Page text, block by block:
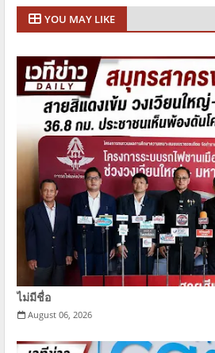
YOU MAY LIKE
ไม่มีชื่อ
August 06, 2026